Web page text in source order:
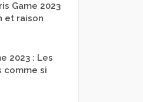
Game 2023
et raison
2023 : Les
comme si